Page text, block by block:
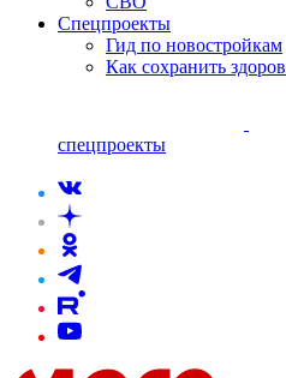
Спецпроекты
Гид по новостройкам
Как сохранить
спецпроекты